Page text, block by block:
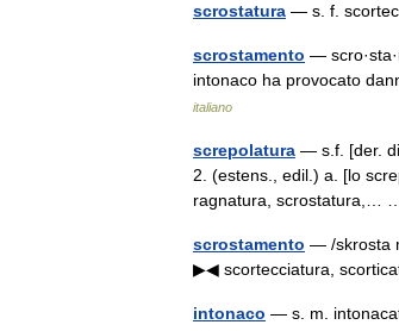
scrostatura — s. f.
scrostamento —
intonaco ha provocato
italiano
screpolatura — s.f. [der.
2. (estens., edil.) a. [lo
ragnatura, scrostatura,…
scrostamento — /skrosta
▶◀ scortecciatura,
intonaco — s. m.